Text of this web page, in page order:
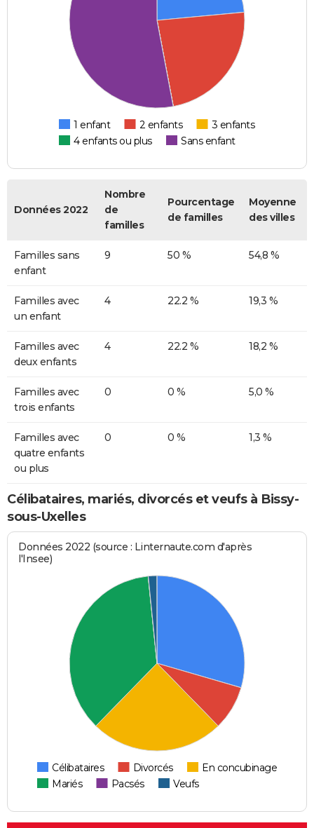
1 enfant 2 enfants
3 enfants
4 enfants ou plus
Sans enfant
Données 2022
Nombre
de
familles
Pourcentage
de familles
Moyenne
des villes
Familles sans
enfant
9 50 % 54,8 %
Familles avec
un enfant
4 22.2 % 19,3 %
Familles avec
deux enfants
4 22.2 % 18,2 %
Familles avec
trois enfants
0 0 % 5,0 %
Familles avec
quatre enfants
ou plus
0 0 % 1,3 %
Célibataires, mariés, divorcés et veufs à Bissy-
sous-Uxelles
Données 2022 (source : Linternaute.com d'après
l'Insee)
Célibataires Divorcés
En concubinage
Mariés
Pacsés Veufs